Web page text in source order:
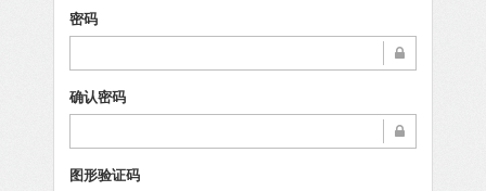
密码
确认密码
图形验证码